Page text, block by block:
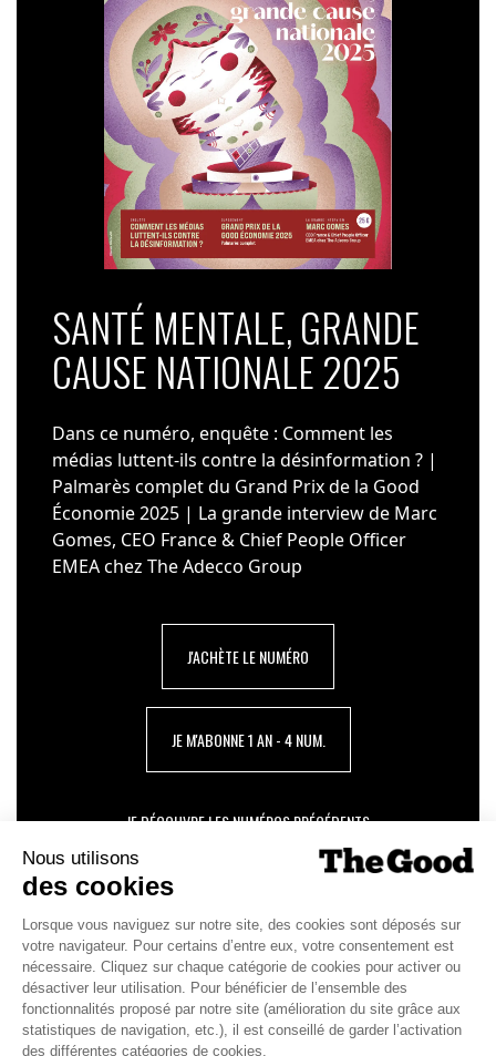
SANTÉ MENTALE, GRANDE
CAUSE NATIONALE 2025
Dans ce numéro, enquête : Comment les
médias luttent-ils contre la désinformation ? |
Palmarès complet du Grand Prix de la Good
Économie 2025 | La grande interview de Marc
Gomes, CEO France & Chief People Officer
EMEA chez The Adecco Group
J'ACHÈTE LE NUMÉRO
JE M'ABONNE 1 AN - 4 NUM.
JE DÉCOUVRE LES NUMÉROS PRÉCÉDENTS
Je suis déjà abonné(e) :
version digitale